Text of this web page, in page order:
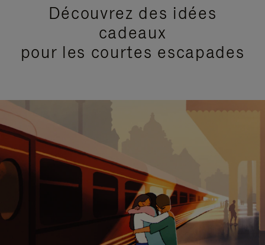
Découvrez des idées
cadeaux
pour les courtes escapades